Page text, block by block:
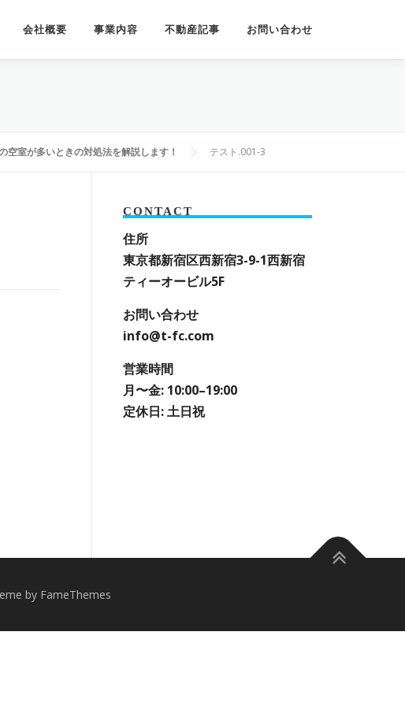
会社概要 事業内容 不動産記事 お問い合わせ
空室が多いときの対処法を解説します！ テスト.001-3
CONTACT
住所
東京都新宿区西新宿3-9-1西新宿
ティーオービル5F
お問い合わせ
info@t-fc.com
営業時間
月〜金: 10:00–19:00
定休日: 土日祝
by FameThemes